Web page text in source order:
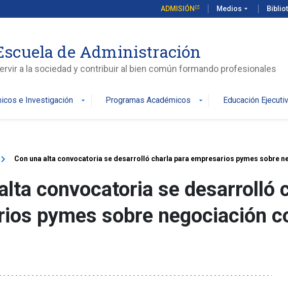
ADMISIÓN Medios arrow_drop_down
de Administración
a la sociedad y contribuir al bien común formando profesionales
e Investigación arrow_drop_down Programas Académicos arrow_drop_down Educación
Con una alta convocatoria se desarrolló charla para empresarios pymes sobre
convocatoria se desarrolló
pymes sobre negociación